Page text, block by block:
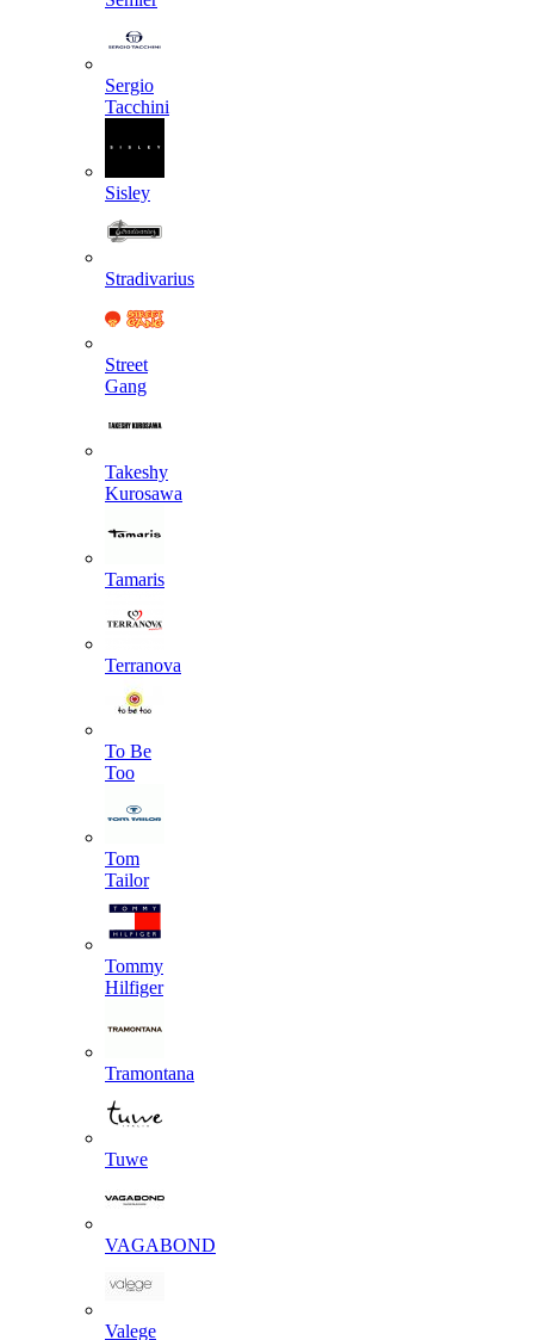
Sergio
Tacchini
Sisley
Stradivarius
Street
Gang
Takeshy
Kurosawa
Tamaris
Terranova
To Be
Too
Tom
Tailor
Tommy
Hilfiger
Tramontana
Tuwe
VAGABOND
Valege